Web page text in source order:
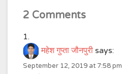
2 Comments
महेश गुप्ता जौनपुरी says:
September 12, 2019 at 7:58 pm